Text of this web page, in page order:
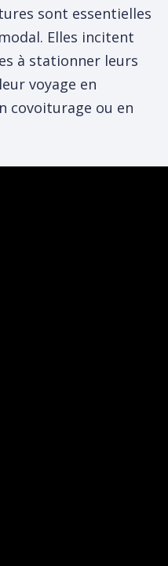
sont essentielles
Elles incitent
à stationner leurs
voyage en
covoiturage ou en